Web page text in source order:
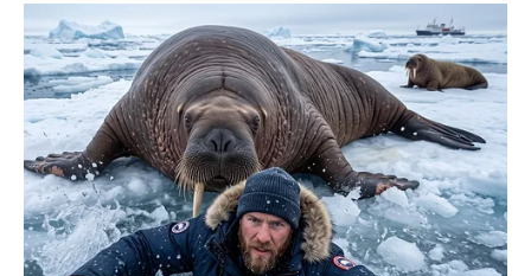
Ako ste u vezi, mnoge stvari koje su stvarale nesigurnost
polako ostaju iza vas.
Zvijezde pokazuju da srce ulazi u mnogo ljepši period.
POSAO I NOVAC DONOSE
RAZLOG ZA OSMIJEH